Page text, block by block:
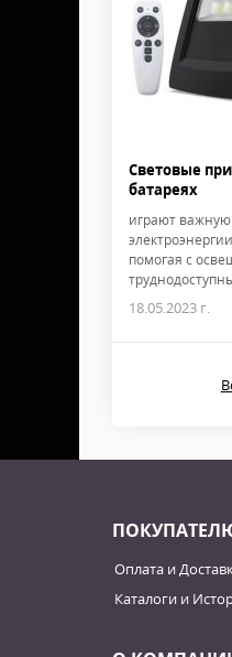
Световые
батареях
играют важную
помогая с
18.05.2023 г.
Оплата и
Каталоги и